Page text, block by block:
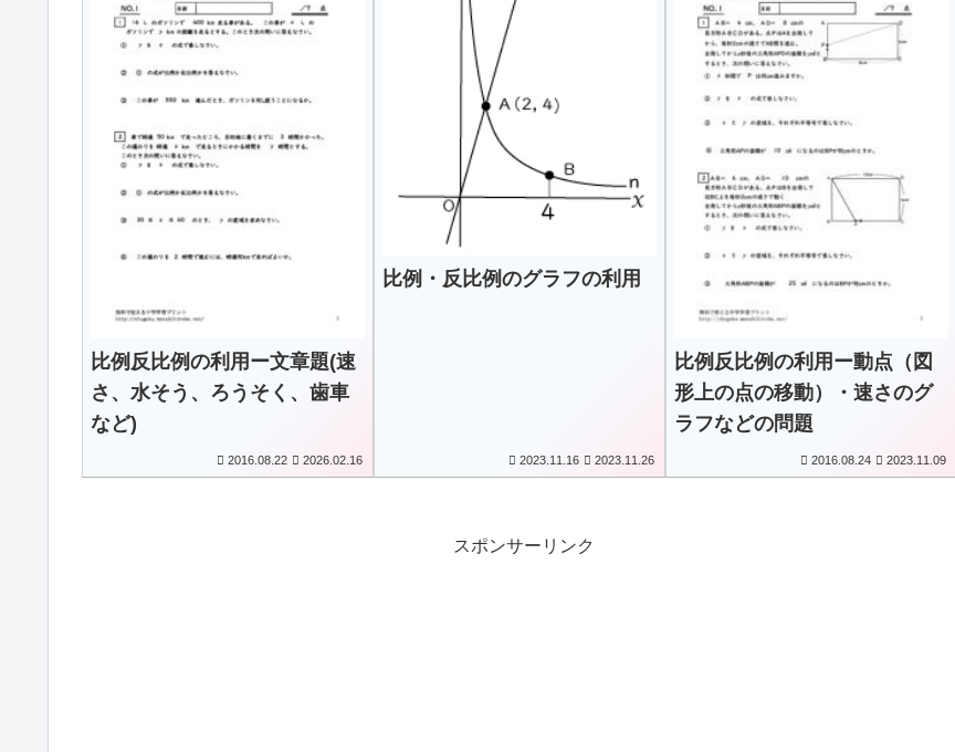
比例反比例の利用ー文章題(速
さ、水そう、ろうそく、歯車
など)
2016.08.22 2026.02.16
比例・反比例のグラフの利用
2023.11.16 2023.11.26
比例反比例の利用ー動点（図
形上の点の移動）・速さのグ
ラフなどの問題
2016.08.24 2023.11.09
スポンサーリンク